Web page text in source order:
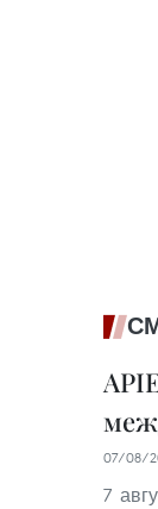
07/08/
7